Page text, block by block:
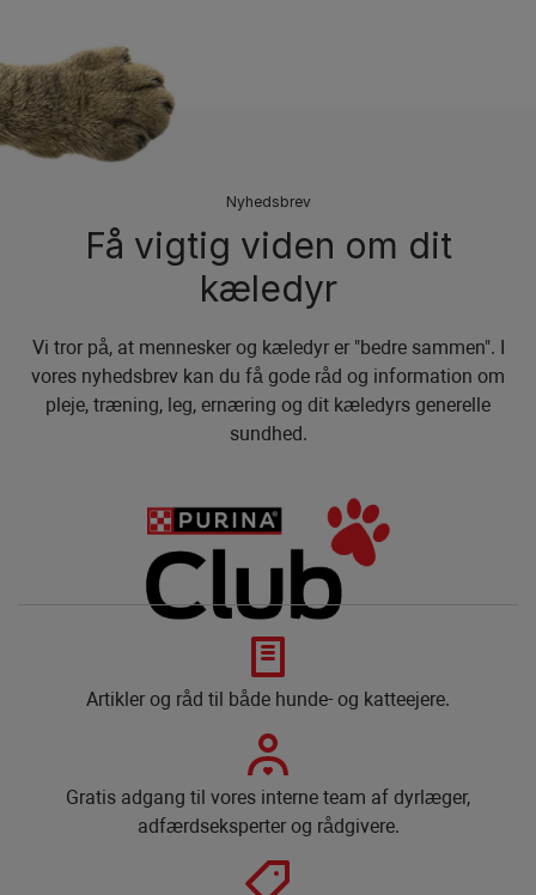
Nyhedsbrev
Få vigtig viden om dit
kæledyr
Vi tror på, at mennesker og kæledyr er "bedre sammen". I
vores nyhedsbrev kan du få gode råd og information om
pleje, træning, leg, ernæring og dit kæledyrs generelle
sundhed.
Artikler og råd til både hunde- og katteejere.
Gratis adgang til vores interne team af dyrlæger,
adfærdseksperter og rådgivere.​